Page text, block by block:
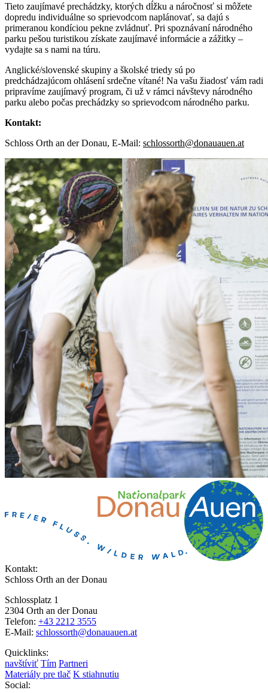
Tieto zaujímavé prechádzky, ktorých dĺžku a náročnosť si môžete
dopredu individuálne so sprievodcom naplánovať, sa dajú s
primeranou kondíciou pekne zvládnuť. Pri spoznávaní národného
parku pešou turistikou získate zaujímavé informácie a zážitky –
vydajte sa s nami na túru.
Anglické/slovenské skupiny a školské triedy sú po
predchádzajúcom ohlásení srdečne vítané! Na vašu žiadosť vám radi
pripravíme zaujímavý program, či už v rámci návštevy národného
parku alebo počas prechádzky so sprievodcom národného parku.
Kontakt:
Schloss Orth an der Donau, E-Mail: schlossorth@donauauen.at
Kontakt:
Schloss Orth an der Donau
Schlossplatz 1
2304 Orth an der Donau
Telefon: +43 2212 3555
E-Mail: schlossorth@donauauen.at
Quicklinks:
navštíviť Tím Partneri
Materiály pre tlač K stiahnutiu
Social: